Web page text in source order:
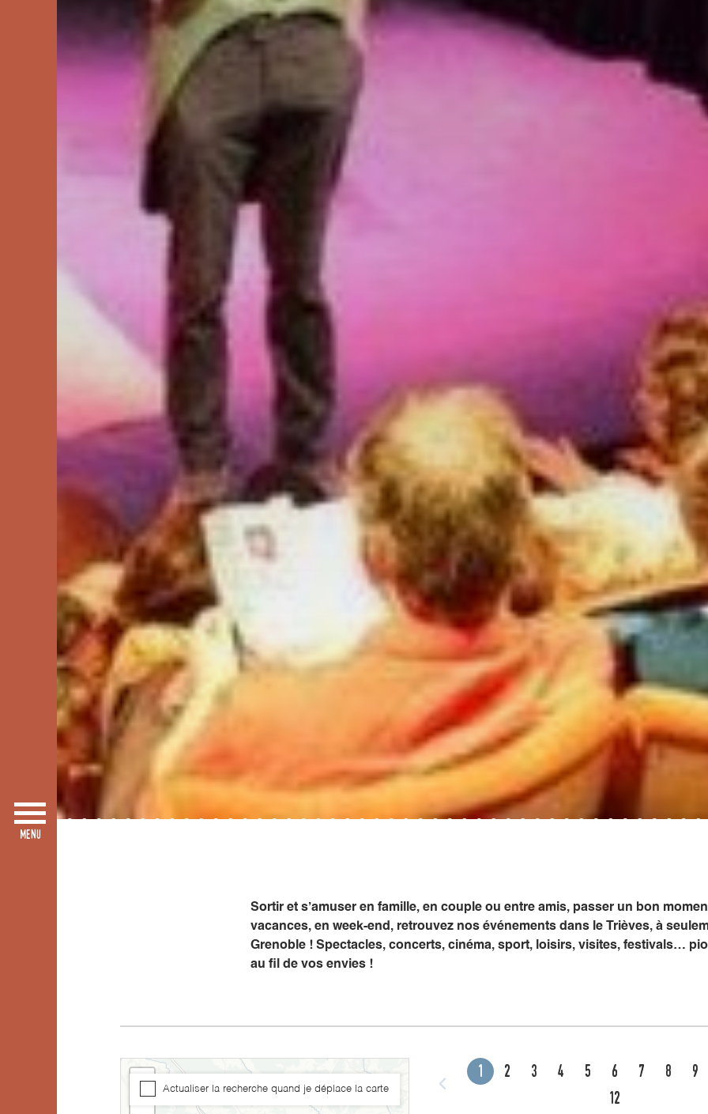
Sortir et s’amuser en famille, en couple ou entre amis, passer un bon
vacances, en week-end, retrouvez nos événements dans le Trièves, à
Grenoble ! Spectacles, concerts, cinéma, sport, loisirs, visites, festivals…
au fil de vos envies !
1 2 3 4 5 6 7 8
9
12
+
−
Actualiser la recherche quand je déplace la carte